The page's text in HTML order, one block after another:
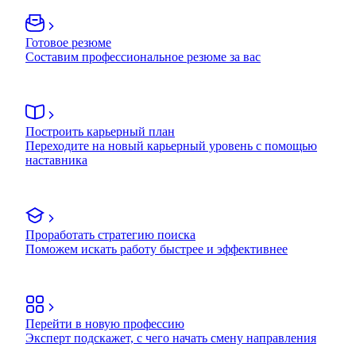
Готовое резюме
Составим профессиональное резюме за вас
Построить карьерный план
Переходите на новый карьерный уровень с помощью
наставника
Проработать стратегию поиска
Поможем искать работу быстрее и эффективнее
Перейти в новую профессию
Эксперт подскажет, с чего начать смену направления